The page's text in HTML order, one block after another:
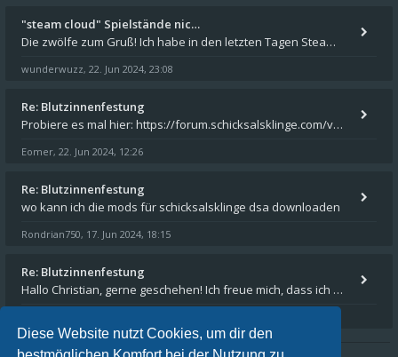
Diese Website nutzt Cookies, um dir den
"steam cloud" Spielstände nic…
Die zwölfe zum Gruß! Ich habe in den letzten Tagen Steam auf meinem Desktop PC mit Windows 11 installiert und über Steam
wunderwuzz, 22. Jun 2024, 23:08
Re: Blutzinnenfestung
Probiere es mal hier: https://forum.schicksalsklinge.com/viewtopic.php?f=239&t=15661
Eomer, 22. Jun 2024, 12:26
Re: Blutzinnenfestung
wo kann ich die mods für schicksalsklinge dsa downloaden
Rondrian750, 17. Jun 2024, 18:15
Re: Blutzinnenfestung
Hallo Christian, gerne geschehen! Ich freue mich, dass ich Dir weiterhelfen konnte - und das Forum weiter "lebt". Denn